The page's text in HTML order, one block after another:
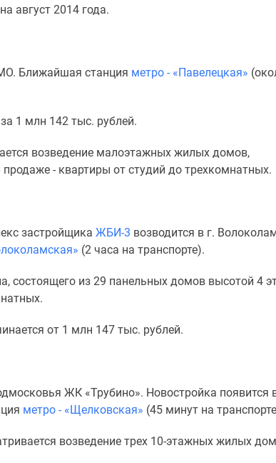
август 2014 года.
Ближайшая станция метро - «Павелецкая»
1 млн 142 тыс. рублей.
возведение малоэтажных жилых домов,
- квартиры от студий до трехкомнатных.
застройщика ЖБИ-3 возводится в г.
(2 часа на транспорте).
состоящего из 29 панельных домов высотой 4
от 1 млн 147 тыс. рублей.
ЖК «Трубино». Новостройка появится
метро - «Щелковская» (45 минут на
возведение трех 10-этажных жилых